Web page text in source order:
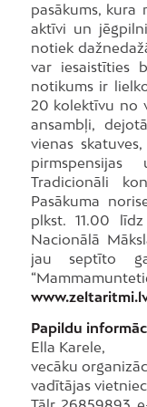
pasākums, kura
aktīvi un
notiek
var iesaistīties
notikums ir
20 kolektīvu no
ansambļi,
vienas
Tradicionāli
Pasākuma
plkst. 11.00
Nacionālā
jau septīto
Papildu
Ella Karele,
vecāku
vadītājas